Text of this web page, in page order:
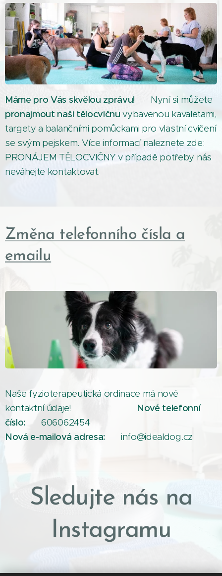
Máme pro Vás skvělou zprávu! 🐾 Nyní si můžete
pronajmout naši tělocvičnu vybavenou kavaletami,
targety a balančními pomůckami pro vlastní cvičení
se svým pejskem. Více informací naleznete zde:
PRONÁJEM TĚLOCVIČNY v případě potřeby nás
neváhejte kontaktovat.
Změna telefonního čísla a
emailu
Naše fyzioterapeutická ordinace má nové
kontaktní údaje!🥳 🥳 🥳🥳 🥳 Nové telefonní
číslo: 📞 606062454
Nová e-mailová adresa:📧 info@idealdog.cz
Sledujte nás na
Instagramu